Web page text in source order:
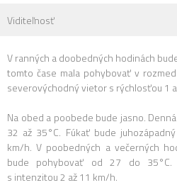
Viditeľnosť
V ranných a doobedných hodinách
tomto čase mala pohybovať v
severovýchodný vietor s rýchlosťou 1
Na obed a poobede bude jasno.
32 až 35°C. Fúkať bude
km/h. V poobedných a večerných
bude pohybovať od 27 do
s intenzitou 2 až 11 km/h.